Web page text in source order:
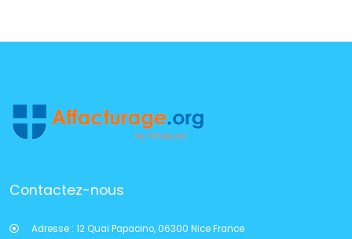
Contactez-nous
Adresse : 12 Quai Papacino, 06300 Nice France